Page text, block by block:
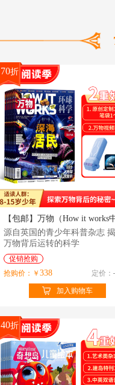
70折
源自英国的青少年科普杂志
万物背后运转的科学
促销抢购
抢购价：￥ 338 定价：
加入购物车
40折